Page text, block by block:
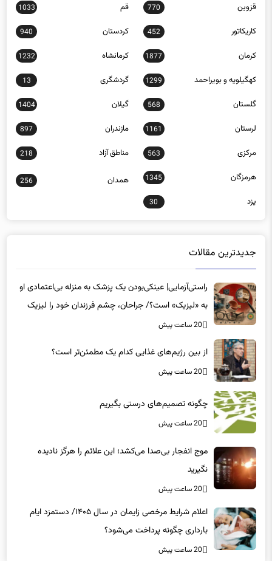
قزوین 770 قم 1033
کاریکاتور 452 کردستان 940
کرمان 1877 کرمانشاه 1232
کهگیلویه و بویراحمد 1299 گردشگری 13
گلستان 568 گیلان 1404
لرستان 1161 مازندران 897
مرکزی 563 مناطق آزاد 218
هرمزگان 1345 همدان 256
یزد 30
جدیدترین مقالات
راستی‌آزمایی| عینکی‌بودن یک پزشک به منزله بی‌اعتمادی او
به «لیزیک» است؟/ جراحان، چشم فرزندان خود را لیزیک
می‌کنند؟
20 ساعت پیش
از بین رژیم‌های غذایی کدام یک مطمئن‌تر است؟‌
20 ساعت پیش
چگونه تصمیم‌های درستی بگیریم
20 ساعت پیش
موج انفجار بی‌صدا می‌کشد؛ این علائم را هرگز نادیده
نگیرید
20 ساعت پیش
اعلام شرایط مرخصی زایمان در سال ۱۴۰۵/ دستمزد ایام
بارداری چگونه پرداخت می‌شود؟
20 ساعت پیش